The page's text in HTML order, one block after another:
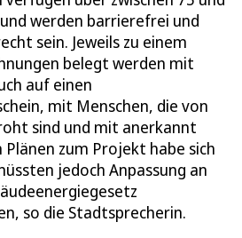
werden barrierefrei und
sein. Jeweils zu einem
belegt werden mit
auf einen
mit Menschen, die von
sind und mit anerkannt
zum Projekt habe sich
jedoch Anpassung an
so die Stadtsprecherin.